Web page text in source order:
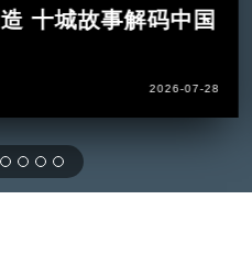
十城故事解码中国
2026-07-28